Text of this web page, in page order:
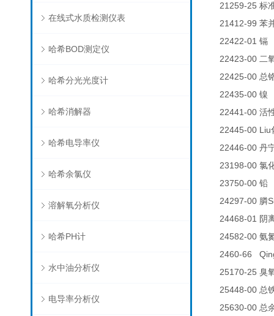
在线式水质检测仪表
哈希BOD测定仪
哈希分光光度计
哈希消解器
哈希电导率仪
哈希余氯仪
溶解氧分析仪
哈希PH计
水中油分析仪
电导率分析仪
21259-25 标
21412-99 苯
22422-01 镉
22423-00 二
22425-00 总
22435-00 镍
22441-00 活
22445-00 Liu
22446-00 丹
23198-00 氯
23750-00 铅
24297-00 膦
24468-01
阴
24582-00 氨
2460-66
25170-25 臭
25448-00 总
25630-00 总